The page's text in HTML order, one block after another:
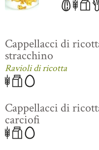
Cappellacci di
stracchino
Ravioli di ricotta
Cappellacci di
carciofi